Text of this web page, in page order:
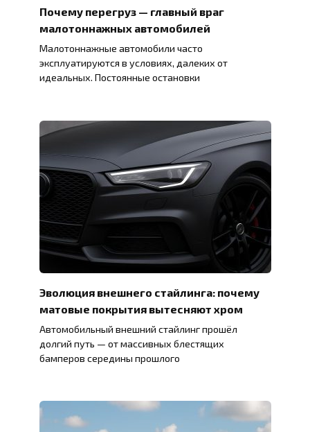
Почему перегруз — главный враг
малотоннажных автомобилей
Малотоннажные автомобили часто
эксплуатируются в условиях, далеких от
идеальных. Постоянные остановки
Эволюция внешнего стайлинга: почему
матовые покрытия вытесняют хром
Автомобильный внешний стайлинг прошёл
долгий путь — от массивных блестящих
бамперов середины прошлого